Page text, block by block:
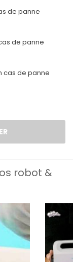
de panne
de panne
cas de panne
robot &